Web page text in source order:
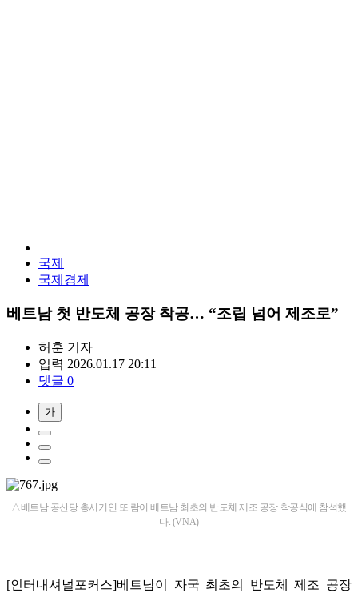
국제
국제경제
베트남 첫 반도체 공장 착공… “조립 넘어 제조로”
허훈 기자
입력 2026.01.17 20:11
댓글 0
가
△베트남 공산당 총서기인 또 람이 베트남 최초의 반도체 제조 공장 착공식에 참석했
다. (VNA)
[인터내셔널포커스]베트남이 자국 최초의 반도체 제조 공장